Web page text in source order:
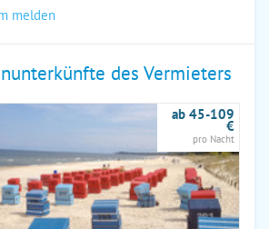
melden
des Vermieters
ab 45-109
€
pro Nacht